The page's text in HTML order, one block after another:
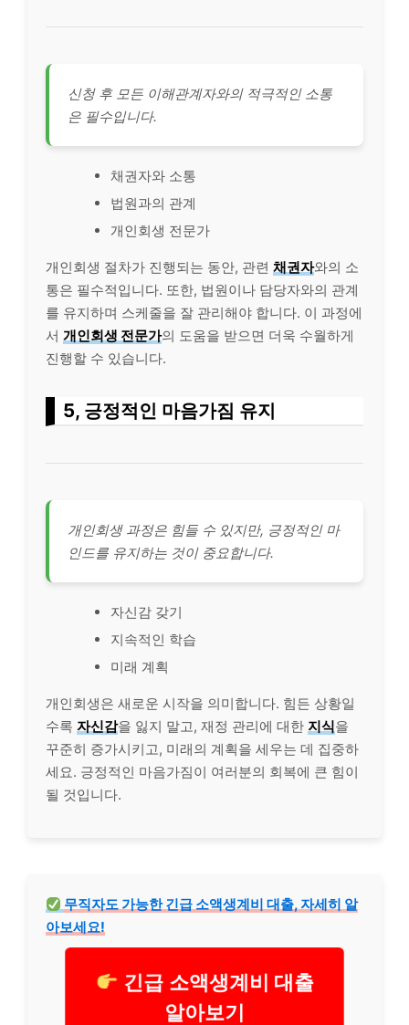
신청 후 모든 이해관계자와의 적극적인 소통
은 필수입니다.
채권자와 소통
법원과의 관계
개인회생 전문가
개인회생 절차가 진행되는 동안, 관련 채권자와의 소
통은 필수적입니다. 또한, 법원이나 담당자와의 관계
를 유지하며 스케줄을 잘 관리해야 합니다. 이 과정에
서 개인회생 전문가의 도움을 받으면 더욱 수월하게
진행할 수 있습니다.
5, 긍정적인 마음가짐 유지
개인회생 과정은 힘들 수 있지만, 긍정적인 마
인드를 유지하는 것이 중요합니다.
자신감 갖기
지속적인 학습
미래 계획
개인회생은 새로운 시작을 의미합니다. 힘든 상황일
수록 자신감을 잃지 말고, 재정 관리에 대한 지식을
꾸준히 증가시키고, 미래의 계획을 세우는 데 집중하
세요. 긍정적인 마음가짐이 여러분의 회복에 큰 힘이
될 것입니다.
무직자도 가능한 긴급 소액생계비 대출, 자세히 알
아보세요!
긴급 소액생계비 대출
알아보기